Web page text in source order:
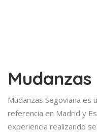
Mudanzas Segoviana es
referencia en Madrid y
experiencia realizando